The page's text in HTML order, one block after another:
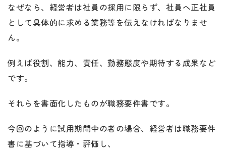
なぜなら、経営者は社員の採用に限らず、社員へ正社員
として具体的に求める業務等を伝えなければなりませ
ん。
例えば役割、能力、責任、勤務態度や期待する成果など
です。
それらを書面化したものが職務要件書です。
今回のように試用期間中の者の場合、経営者は職務要件
書に基づいて指導・評価し、